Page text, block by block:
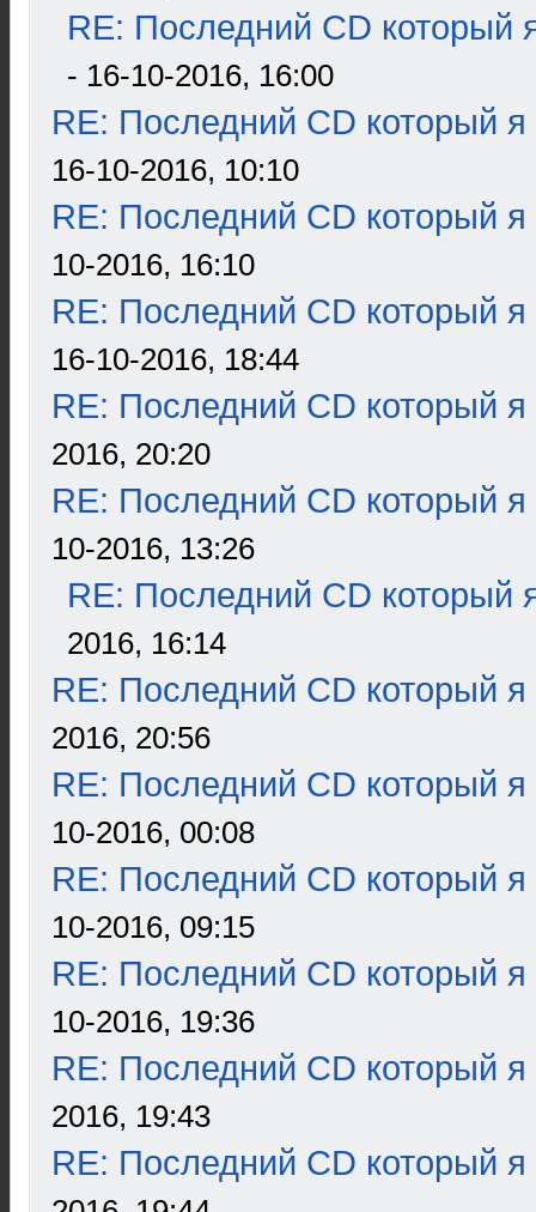
RE: Последний CD который
- 16-10-2016, 16:00
RE: Последний CD который я
16-10-2016, 10:10
RE: Последний CD который я
10-2016, 16:10
RE: Последний CD который я
16-10-2016, 18:44
RE: Последний CD который я
2016, 20:20
RE: Последний CD который я
10-2016, 13:26
RE: Последний CD который
2016, 16:14
RE: Последний CD который я
2016, 20:56
RE: Последний CD который я
10-2016, 00:08
RE: Последний CD который я
10-2016, 09:15
RE: Последний CD который я
10-2016, 19:36
RE: Последний CD который я
2016, 19:43
RE: Последний CD который я